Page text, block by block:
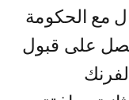
مع الحكومة
على قبول